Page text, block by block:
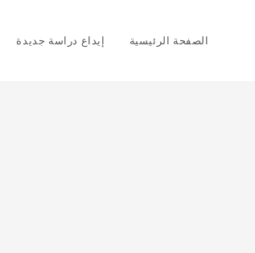
الصفحة الرئيسية إيداع دراسة جديدة